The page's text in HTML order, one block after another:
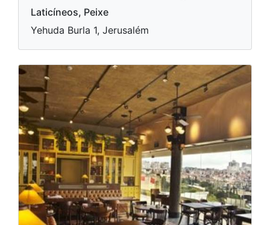
Laticíneos, Peixe
Yehuda Burla 1, Jerusalém